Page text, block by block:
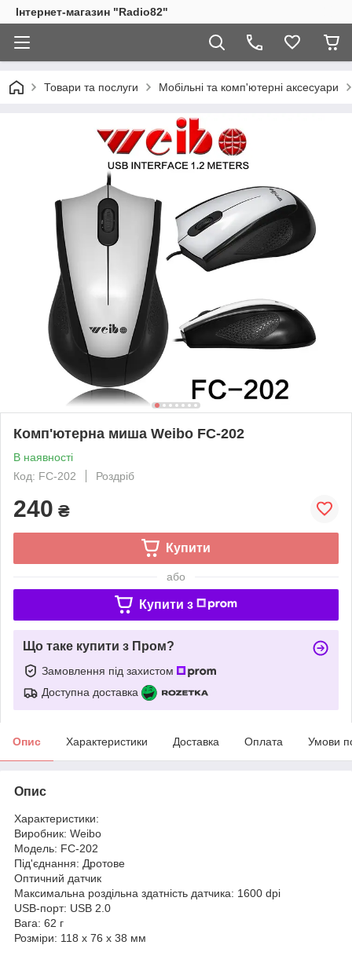
Інтернет-магазин "Radio82"
Товари та послуги Мобільні та комп'ютерні аксесуари
Комп'ютерна миша Weibo FC-202
В наявності
Код: FC-202
Роздріб
240 ₴
Купити
або
Купити з
Що таке купити з Пром?
Замовлення під захистом
Доступна доставка
Опис Характеристики Доставка Оплата Умови
Опис
Характеристики:
Виробник: Weibo
Модель: FC-202
Під'єднання: Дротове
Оптичний датчик
Максимальна роздільна здатність датчика: 1600 dpi
USB-порт: USB 2.0
Вага: 62 г
Розміри: 118 х 76 х 38 мм